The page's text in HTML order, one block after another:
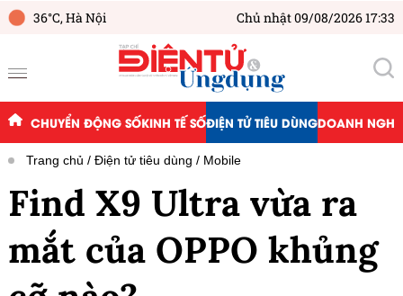
36°C,Hà Nội Chủ nhật 09/08/2026 17:33
CHUYỂN ĐỘNG SỐKINH TẾ SỐĐIỆN TỬ TIÊU DÙNGDOANH
Trang chủ Điện tử tiêu dùng Mobile
Find X9 Ultra vừa ra
mắt của OPPO khủng